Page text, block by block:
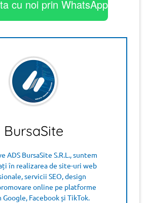
cu noi prin WhatsApp
BursaSite
ADS BursaSite S.R.L., suntem
în realizarea de site-uri web
servicii SEO, design
online pe platforme
Google, Facebook și TikTok.